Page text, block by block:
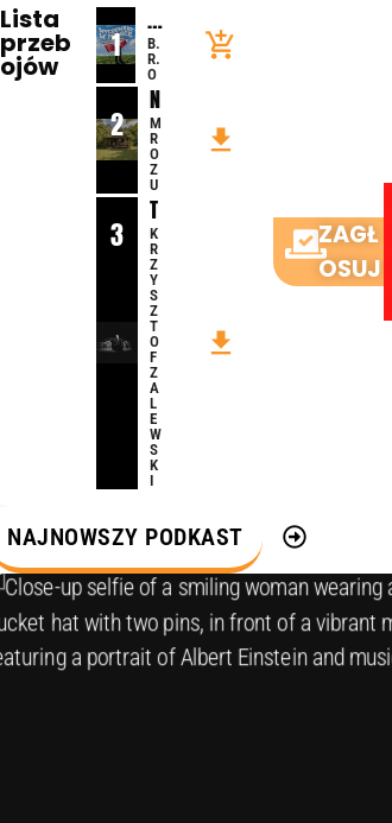
Lista
przeb
ojów
1
W
y
c
h
o
w
a
n
y
W
P
ol
s
c
e
B.
R.
O
add_shopping_cart
2
N
i
e
m
a
m
i
e
j
s
c
a
j
a
k
d
m
M
R
O
Z
U
file_download
3
T
A
K
T
A
K
K
R
Z
Y
S
Z
T
O
F
Z
A
L
E
W
S
K
I
file_download
ZAGŁ
OSUJ
NAJNOWSZY PODKAST